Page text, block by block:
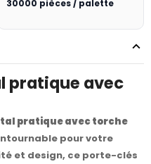
30000 pièces / palette
pratique avec
pratique avec torche
pour votre
et design, ce porte-clés